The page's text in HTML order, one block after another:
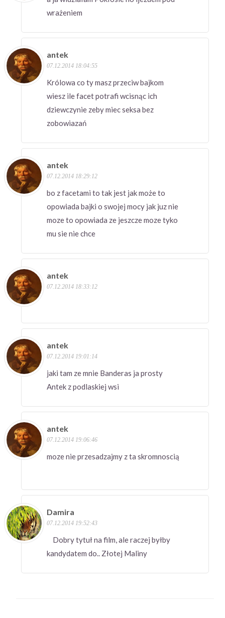
wrażeniem
antek
07.12.2014 18:04:55
Królowa co ty masz przeciw bajkom
wiesz ile facet potrafi wcisnąc ich
dziewczynie zeby miec seksa bez
zobowiazań
antek
07.12.2014 18:29:12
bo z facetami to tak jest jak może to
opowiada bajki o swojej mocy jak juz nie
moze to opowiada ze jeszcze moze tyko
mu sie nie chce
antek
07.12.2014 18:33:12
antek
07.12.2014 19:01:14
jaki tam ze mnie Banderas ja prosty
Antek z podlaskiej wsi
antek
07.12.2014 19:06:46
moze nie przesadzajmy z ta skromnoscią
Damira
07.12.2014 19:52:43
Dobry tytuł na film, ale raczej byłby
kandydatem do.. Złotej Maliny